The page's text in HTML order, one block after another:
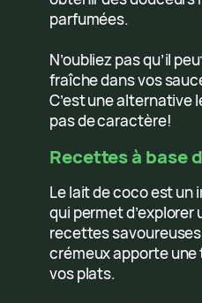
parfumées.
N’oubliez pas qu’il
fraîche dans vos
C’est une alternative
pas de caractère!
Recettes à base
Le lait de coco est
qui permet
recettes
crémeux apporte
vos plats.